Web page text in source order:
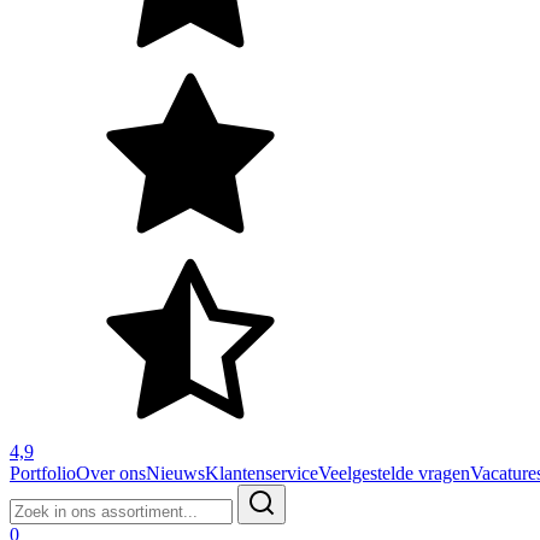
4,9
PortfolioOver onsNieuwsKlantenserviceVeelgestelde vragen
naar:
0